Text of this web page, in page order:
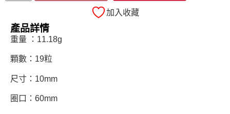
加入收藏
產品詳情
重量 ：11.18g
顆數：19粒
尺寸：10mm
圈口：60mm